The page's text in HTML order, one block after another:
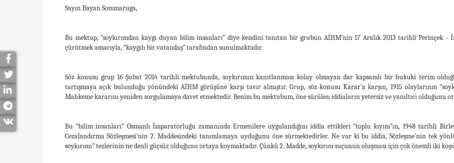
Sayın Bayan Sommaruga,
Bu mektup, “soykırımdan kaygı duyan bilim insanları” diye kendini tanıtan bir grubun AİHM’nin 17 Aralık 2013 tarihli Perinçek -
çürütmek amacıyla, “kaygılı bir vatandaş” tarafından sunulmaktadır.
Söz konusu grup 16 Şubat 2014 tarihli mektubunda, soykırımın kanıtlanması kolay olmayan dar kapsamlı bir hukuki terim
tartışmaya açık bulunduğu yönündeki AİHM görüşüne karşı tavır almıştır. Grup, söz konusu Karar'a karşın, 1915 olaylarının
Mahkeme kararını yeniden sorgulamaya davet etmektedir. Benim bu mektubum, öne sürülen iddiaların yetersiz ve yanıltıcı olduğunu
Bu “bilim insanları” Osmanlı İmparatorluğu zamanında Ermenilere uygulandığını iddia ettikleri “toplu kıyım”ın, 1948 tarihli
Cezalandırma Sözleşmesi'nin 2. Maddesindeki tanımlamaya uyduğunu öne sürmektedirler. Ne var ki bu iddia, Sözleşme'nin tek
soykırımı” tezlerinin ne denli güçsüz olduğunu ortaya koymaktadır. Çünkü 2. Madde, soykırım suçunun oluşması için çok önemli iki